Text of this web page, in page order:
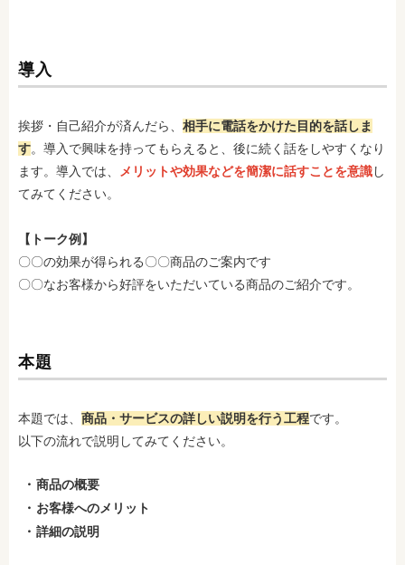
導入
挨拶・自己紹介が済んだら、 相手に電話をかけた目的を話しま
す。導入で興味を持ってもらえると、後に続く話をしやすくなり
ます。導入では、
メリットや効果などを簡潔に話すことを意識し
てみてください。
【トーク例】
〇〇の効果が得られる〇〇商品のご案内です
〇〇なお客様から好評をいただいている商品のご紹介です。
本題
本題では、 商品・サービスの詳しい説明を行う工程です。
以下の流れで説明してみてください。
商品の概要
お客様へのメリット
詳細の説明